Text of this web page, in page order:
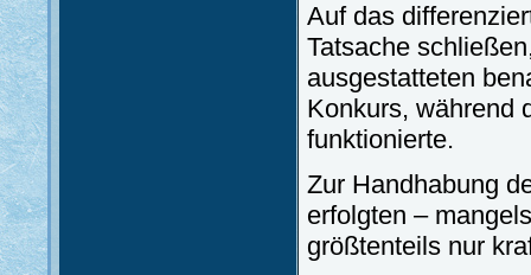
Auf das
Tatsache
ausgestatteten
Konkurs, während
funktionierte.
Zur Handhabung
erfolgten –
größtenteils nur